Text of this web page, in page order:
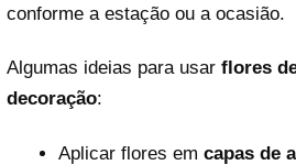
conforme a estação ou a ocasião.
Algumas ideias para usar flores
decoração:
Aplicar flores em capas de